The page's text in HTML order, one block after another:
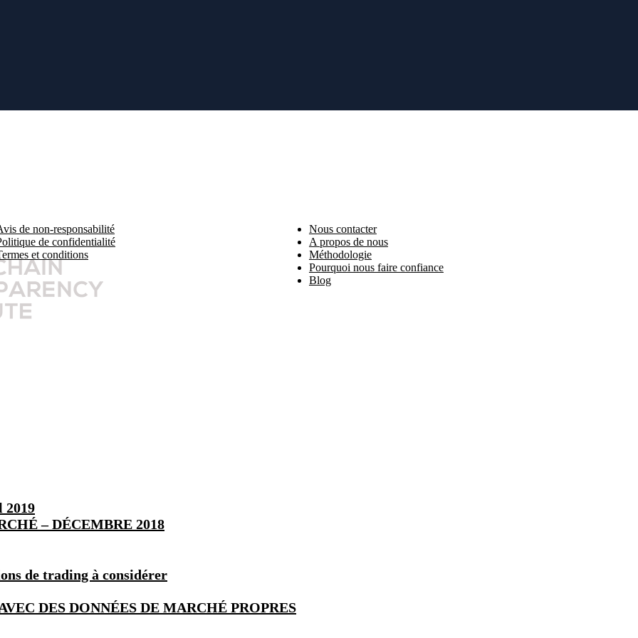
données personnelles non seulement à la société mentionnée sur le site, mais aussi à d'autres partenaires, y compris des sociétés non affiliées dans le
Les traders peuvent acheter de différentes manières - par logiciel, par un représentant humain du courtier ou par eux-mêmes, et il leur incombe de
Lisez attentivement nos conditions et clauses de non-responsabilité ainsi que notre politique de confidentialité avant d'investir. Les clients doivent
avant d'effectuer des transactions. Il est illégal de solliciter des citoyens américains pour négocier des options sur matières premières sans être
de non-responsabilité
de confidentialité
et conditions
Nous contacter
A propos de nous
Méthodologie
Pourquoi nous faire confiance
Blog
2019
– DÉCEMBRE 2018
de trading à considérer
DES DONNÉES DE MARCHÉ PROPRES